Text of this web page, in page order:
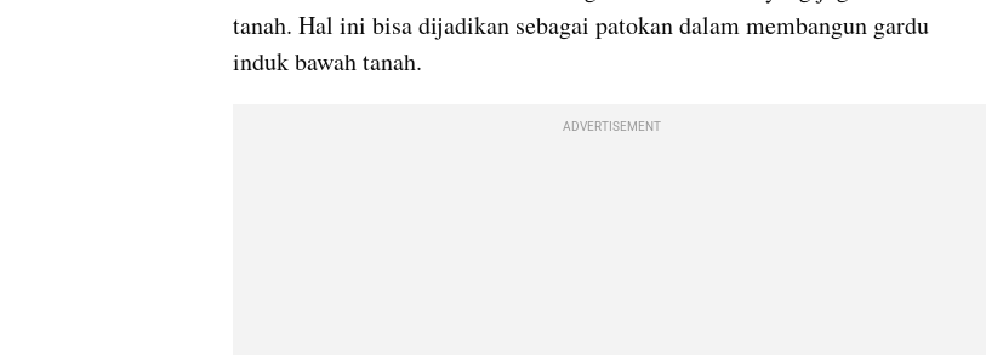
tanah. Hal ini bisa dijadikan sebagai patokan dalam membangun gardu
induk bawah tanah.
ADVERTISEMENT